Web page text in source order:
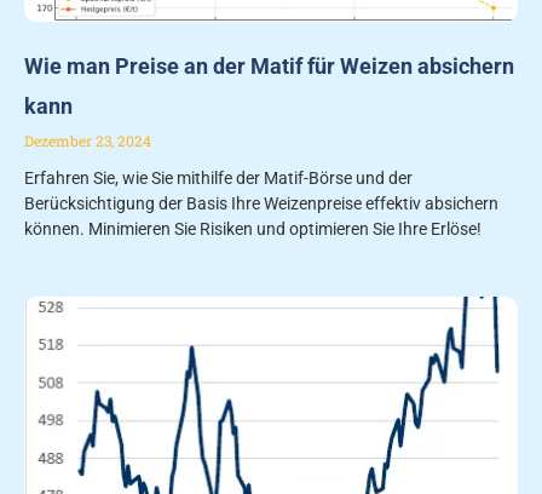
Wie man Preise an der Matif für Weizen absichern
kann
Dezember 23, 2024
Erfahren Sie, wie Sie mithilfe der Matif-Börse und der
Berücksichtigung der Basis Ihre Weizenpreise effektiv absichern
können. Minimieren Sie Risiken und optimieren Sie Ihre Erlöse!